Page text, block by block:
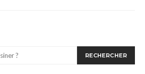
RECHERCHER